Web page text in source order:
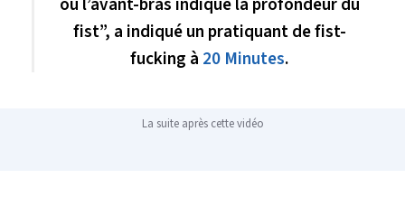
fist”, a indiqué un pratiquant de fist-
fucking à 20 Minutes.
La suite après cette vidéo